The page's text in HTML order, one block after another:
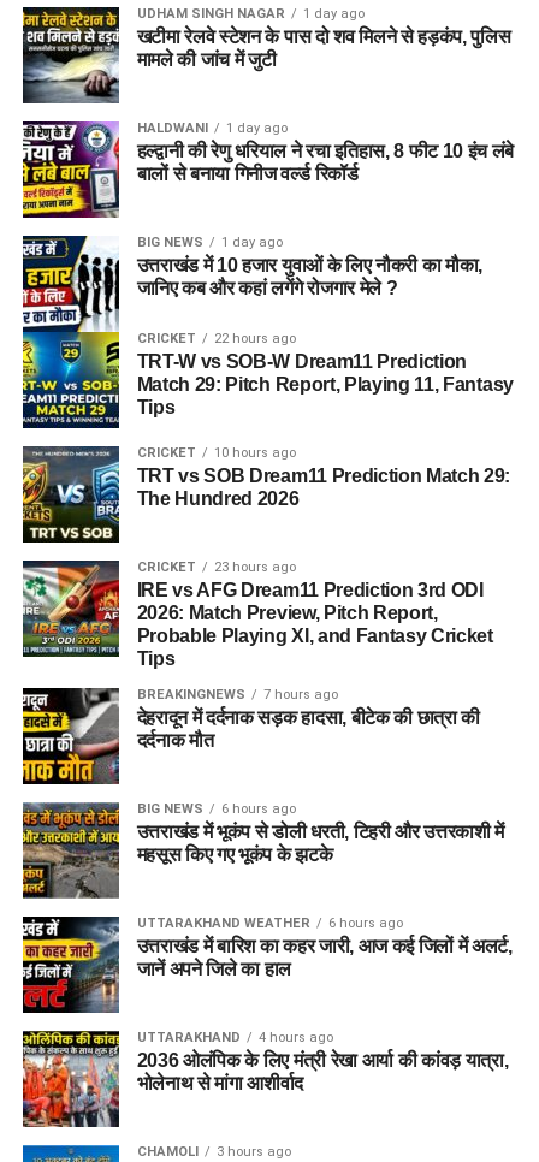
UDHAM SINGH NAGAR 1 day ago
खटीमा रेलवे स्टेशन के पास दो शव मिलने से हड़कंप, पुलिस
मामले की जांच में जुटी
HALDWANI 1 day ago
हल्द्वानी की रेणु धरियाल ने रचा इतिहास, 8 फीट 10 इंच लंबे
बालों से बनाया गिनीज वर्ल्ड रिकॉर्ड
BIG NEWS 1 day ago
उत्तराखंड में 10 हजार युवाओं के लिए नौकरी का मौका,
जानिए कब और कहां लगेंगे रोजगार मेले ?
CRICKET 22 hours ago
TRT-W vs SOB-W Dream11 Prediction
Match 29: Pitch Report, Playing 11, Fantasy
Tips
CRICKET 10 hours ago
TRT vs SOB Dream11 Prediction Match 29:
The Hundred 2026
CRICKET 23 hours ago
IRE vs AFG Dream11 Prediction 3rd ODI
2026: Match Preview, Pitch Report,
Probable Playing XI, and Fantasy Cricket
Tips
BREAKINGNEWS 7 hours ago
देहरादून में दर्दनाक सड़क हादसा, बीटेक की छात्रा की
दर्दनाक मौत
BIG NEWS 6 hours ago
उत्तराखंड में भूकंप से डोली धरती, टिहरी और उत्तरकाशी में
महसूस किए गए भूकंप के झटके
UTTARAKHAND WEATHER 6 hours ago
उत्तराखंड में बारिश का कहर जारी, आज कई जिलों में अलर्ट,
जानें अपने जिले का हाल
UTTARAKHAND 4 hours ago
2036 ओलंपिक के लिए मंत्री रेखा आर्या की कांवड़ यात्रा,
भोलेनाथ से मांगा आशीर्वाद
CHAMOLI 3 hours ago